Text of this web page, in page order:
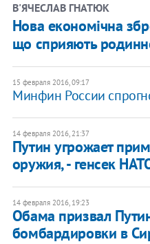
В'ЯЧЕСЛАВ ГНАТЮК
Нова економічна
що сприяють
15 февраля 2016, 09:17
Минфин России
14 февраля 2016, 21:37
Путин угрожает
оружия, - генсек
14 февраля 2016, 19:23
Обама призвал
бомбардировки в